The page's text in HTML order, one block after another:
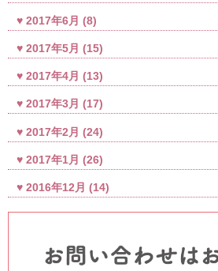
2017年6月 (8)
2017年5月 (15)
2017年4月 (13)
2017年3月 (17)
2017年2月 (24)
2017年1月 (26)
2016年12月 (14)